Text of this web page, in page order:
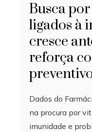
Busca
ligados à
cresce
reforça
Dados do
na procura por
imunidade e